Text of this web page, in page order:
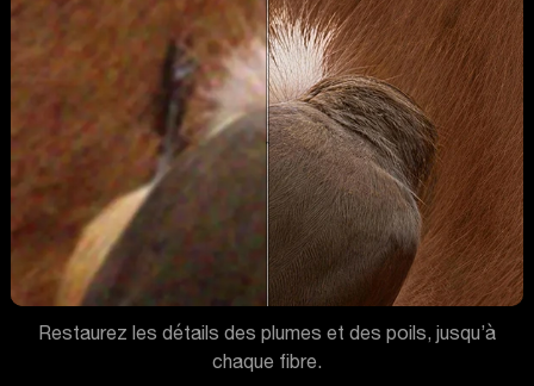
Restaurez les détails des plumes et des poils, jusqu’à
chaque fibre.